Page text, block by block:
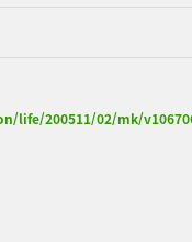
life/200511/02/mk/